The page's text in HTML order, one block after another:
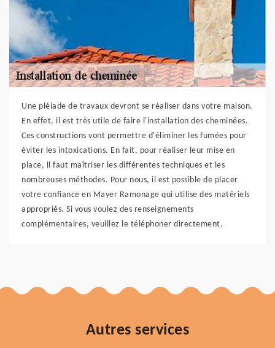
Une pléiade de travaux devront se réaliser dans votre maison.
En effet, il est très utile de faire l'installation des cheminées.
Ces constructions vont permettre d'éliminer les fumées pour
éviter les intoxications. En fait, pour réaliser leur mise en
place, il faut maîtriser les différentes techniques et les
nombreuses méthodes. Pour nous, il est possible de placer
votre confiance en Mayer Ramonage qui utilise des matériels
appropriés. Si vous voulez des renseignements
complémentaires, veuillez le téléphoner directement.
Autres services